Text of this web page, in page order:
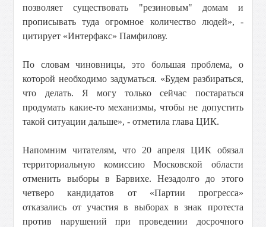
позволяет существовать "резиновым" домам и
прописывать туда огромное количество людей», -
цитирует «Интерфакс» Памфилову.
По словам чиновницы, это большая проблема, о
которой необходимо задуматься. «Будем разбираться,
что делать. Я могу только сейчас постараться
продумать какие-то механизмы, чтобы не допустить
такой ситуации дальше», - отметила глава ЦИК.
Напомним читателям, что 20 апреля ЦИК обязал
территориальную комиссию Московской области
отменить выборы в Барвихе. Незадолго до этого
четверо кандидатов от «Партии прогресса»
отказались от участия в выборах в знак протеста
против нарушений при проведении досрочного